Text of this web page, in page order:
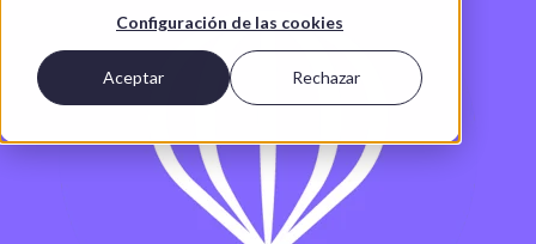
Configuración de las cookies
Aceptar Rechazar